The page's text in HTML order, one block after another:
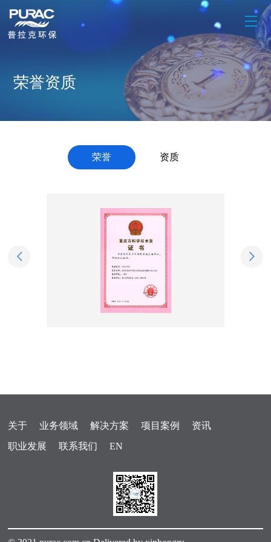
荣誉资质
荣誉 资质
关于 业务领域 解决方案 项目案例
资讯
职业发展
联系我们 EN